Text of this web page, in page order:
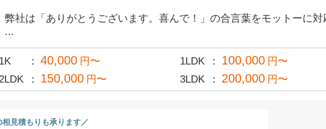
弊社は「ありがとうございます。喜んで！」の合言葉をモットーに対
...
1K 40,000 円〜 1LDK 100,000 円〜
150,000 円〜 3LDK 200,000 円〜
見積もりも承ります